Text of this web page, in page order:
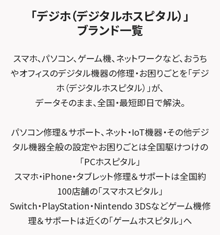
スマホスピタル テルル松戸五香
スマホスピタル テルル宮野木
スマホスピタル千葉
スマホスピタル 大森
スマホスピタル練馬
スマホスピタル 神田
スマホスピタル三軒茶屋
スマホスピタル秋葉原
スマホスピタル平和が丘
スマホスピタル春日井勝川
スマホスピタル住道オペラパーク
スマホスピタル東大阪ロンモール布施
スマホスピタル堺
スマホスピタル 堺出張所
スマホスピタル京都河原町
スマホスピタル宇治槙島
スマホスピタル烏丸
スマホスピタル 京都宇治
スマホスピタル 福知山
スマホスピタル神戸三宮
MacBook修理メニュー
FCNTスマートフォン修理
「デジホ（デジタルホスピタル）」
ブランド一覧
スマホ、パソコン、ゲーム機、ネットワークなど、おうち
やオフィスのデジタル機器の修理・お困りごとを「デジ
ホ（デジタルホスピタル）」が、
データそのまま、全国・最短即日で解決。
パソコン修理＆サポート、ネット・IoT機器・その他デジ
タル機器全般の設定やお困りごとは全国駆けつけの
「PCホスピタル」
スマホ・iPhone・タブレット修理＆サポートは全国約
100店舗の「スマホスピタル」
Switch・PlayStation・Nintendo 3DSなどゲーム機修
理＆サポートは近くの「ゲームホスピタル」へ